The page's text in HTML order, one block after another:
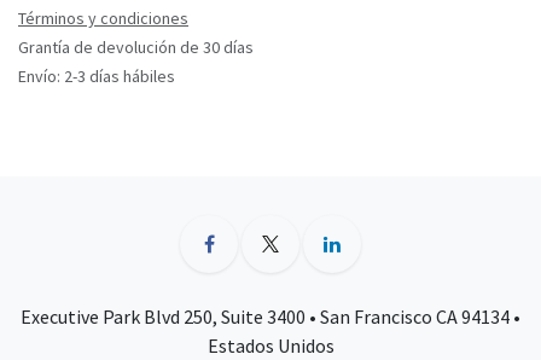
Términos y condiciones
Grantía de devolución de 30 días
Envío: 2-3 días hábiles
Executive Park Blvd 250, Suite 3400 • San Francisco CA 94134 •
Estados Unidos